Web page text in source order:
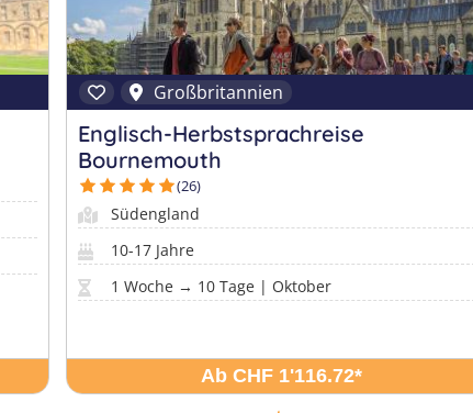
Großbritannien
Englisch-Herbstsprachreise
Bournemouth
(26)
Südengland
10-17 Jahre
1 Woche → 10 Tage | Oktober
Ab CHF 1'116.72*